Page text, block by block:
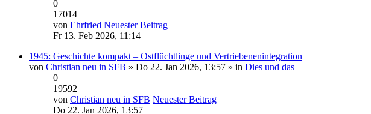
0
17014
von Ehrfried Neuester Beitrag
Fr 13. Feb 2026, 11:14
1945: Geschichte kompakt – Ostflüchtlinge und Vertriebenenintegration
von Christian neu in SFB » Do 22. Jan 2026, 13:57 » in Dies und das
0
19592
von Christian neu in SFB Neuester Beitrag
Do 22. Jan 2026, 13:57